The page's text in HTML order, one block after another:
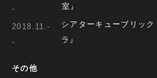
-
室』
2018.11.-
-
シアターキューブリッ
ラ』
その他